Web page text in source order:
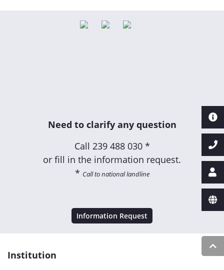
Need to clarify any question
Call 239 488 030 *
or fill in the information request.
* Call to national landline
Information Request
Institution